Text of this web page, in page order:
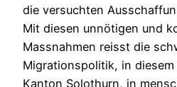
die versuchten
Mit diesen unnötigen und
Massnahmen reisst die
Migrationspolitik, in
Kanton Solothurn, in